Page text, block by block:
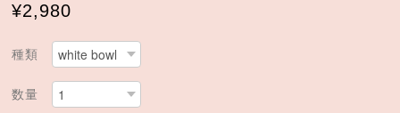
¥2,980
種類
数量